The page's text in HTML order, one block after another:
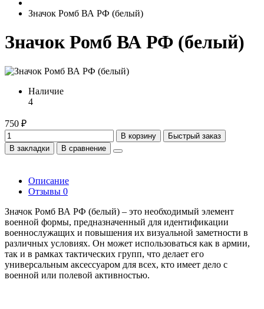
Значок Ромб ВА РФ (белый)
Значок Ромб ВА РФ (белый)
Наличие
4
750 ₽
В корзину
Быстрый заказ
В закладки
В сравнение
Описание
Отзывы 0
Значок Ромб ВА РФ (белый) – это необходимый элемент
военной формы, предназначенный для идентификации
военнослужащих и повышения их визуальной заметности в
различных условиях. Он может использоваться как в армии,
так и в рамках тактических групп, что делает его
универсальным аксессуаром для всех, кто имеет дело с
военной или полевой активностью.